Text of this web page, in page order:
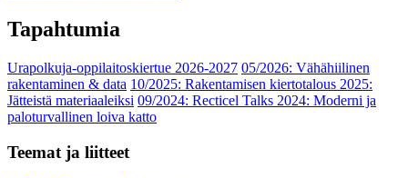
Tapahtumia
Urapolkuja-oppilaitoskiertue 2026-2027 05/2026: Vähähiilinen
rakentaminen & data 10/2025: Rakentamisen kiertotalous 2025:
Jätteistä materiaaleiksi 09/2024: Recticel Talks 2024: Moderni ja
paloturvallinen loiva katto
Teemat ja liitteet